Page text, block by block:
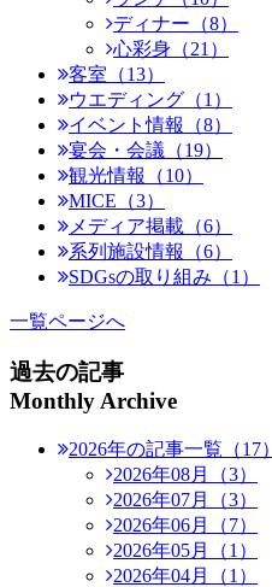
ディナー（8）
心彩身（21）
客室（13）
ウエディング（1）
イベント情報（8）
宴会・会議（19）
観光情報（10）
MICE（3）
メディア掲載（6）
系列施設情報（6）
SDGsの取り組み（1）
一覧ページへ
過去の記事
Monthly Archive
2026年の記事一覧（17）
2026年08月（3）
2026年07月（3）
2026年06月（7）
2026年05月（1）
2026年04月（1）